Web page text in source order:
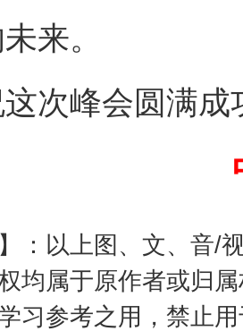
来。
峰会圆满成
】：以上图、文、音/
均属于原作者或归
习参考之用，禁止
谢